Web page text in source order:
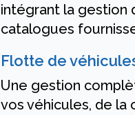
intégrant la gestion
catalogues
Flotte de
Une gestion
vos véhicules, de la